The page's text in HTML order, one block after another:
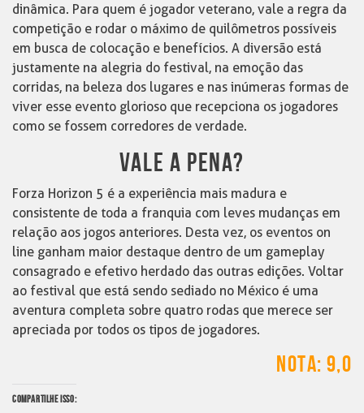
dinâmica. Para quem é jogador veterano, vale a regra da
competição e rodar o máximo de quilômetros possíveis
em busca de colocação e benefícios. A diversão está
justamente na alegria do festival, na emoção das
corridas, na beleza dos lugares e nas inúmeras formas de
viver esse evento glorioso que recepciona os jogadores
como se fossem corredores de verdade.
VALE A PENA?
Forza Horizon 5 é a experiência mais madura e
consistente de toda a franquia com leves mudanças em
relação aos jogos anteriores. Desta vez, os eventos on
line ganham maior destaque dentro de um gameplay
consagrado e efetivo herdado das outras edições. Voltar
ao festival que está sendo sediado no México é uma
aventura completa sobre quatro rodas que merece ser
apreciada por todos os tipos de jogadores.
NOTA: 9,0
COMPARTILHE ISSO: